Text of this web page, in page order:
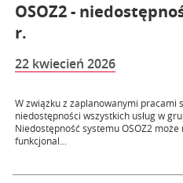
OSOZ2 -
r.
22 kwiecień 2026
W związku z zaplanowanymi
niedostępności wszystkich usług w
Niedostępność systemu OSOZ2
funkcjonal...